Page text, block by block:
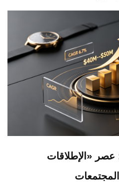
عصر «الإطلاقات